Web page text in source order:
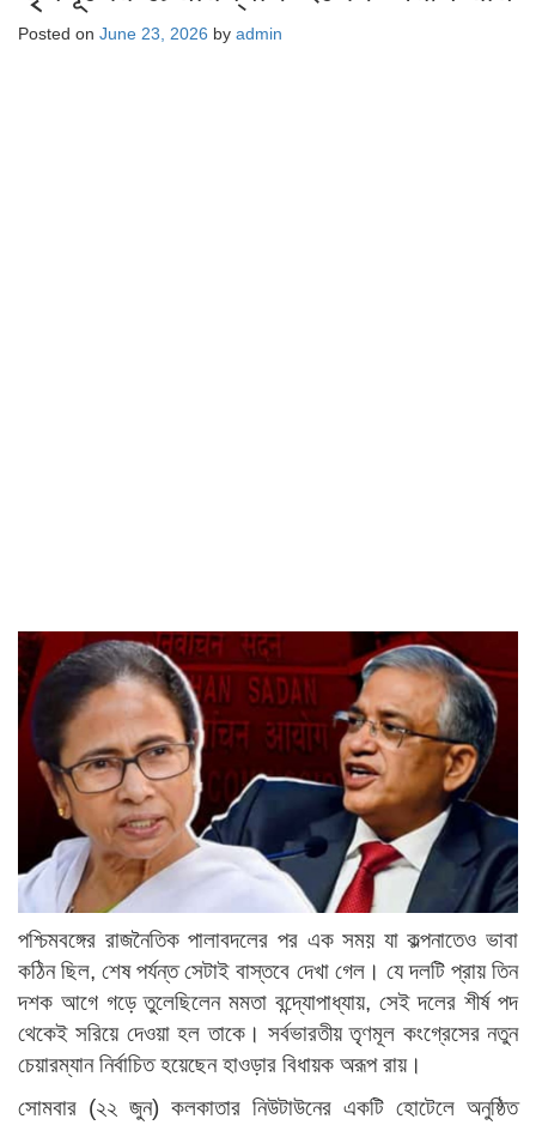
Posted on June 23, 2026 by admin
পশ্চিমবঙ্গের রাজনৈতিক পালাবদলের পর এক সময় যা কল্পনাতেও ভাবা
কঠিন ছিল, শেষ পর্যন্ত সেটাই বাস্তবে দেখা গেল। যে দলটি প্রায় তিন
দশক আগে গড়ে তুলেছিলেন মমতা বন্দ্যোপাধ্যায়, সেই দলের শীর্ষ পদ
থেকেই সরিয়ে দেওয়া হল তাকে। সর্বভারতীয় তৃণমূল কংগ্রেসের নতুন
চেয়ারম্যান নির্বাচিত হয়েছেন হাওড়ার বিধায়ক অরূপ রায়।
সোমবার (২২ জুন) কলকাতার নিউটাউনের একটি হোটেলে অনুষ্ঠিত